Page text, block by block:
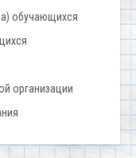
обучающихся
организации